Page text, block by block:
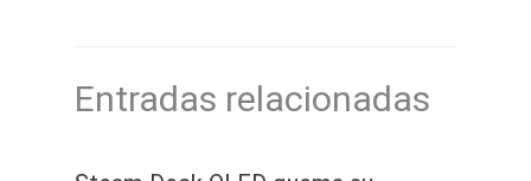
Entradas relacionadas